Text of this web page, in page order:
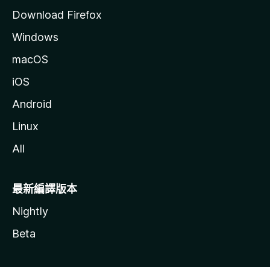
Download Firefox
Windows
macOS
iOS
Android
Linux
All
最新編譯版本
Nightly
Beta